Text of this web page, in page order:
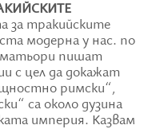
за тракийските
модерна у нас. по
пишат
с цел да докажат
римски“,
са около дузина
империя. Казвам